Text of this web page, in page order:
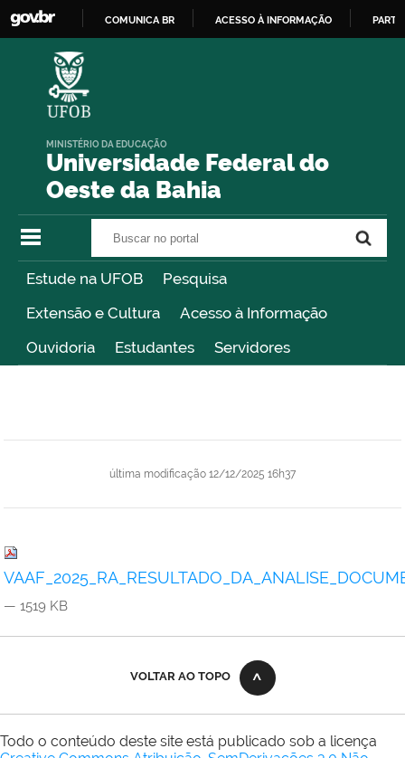
COMUNICA BR ACESSO À INFORMAÇÃO
Universidade Federal do
Oeste da Bahia
MINISTÉRIO DA EDUCAÇÃO
Estude na UFOB
Pesquisa
Extensão e Cultura
Acesso à Informação
Ouvidoria
Estudantes Servidores
última modificação 12/12/2025 16h37
— 1519 KB
VOLTAR AO TOPO
Todo o conteúdo deste site está publicado sob a licença